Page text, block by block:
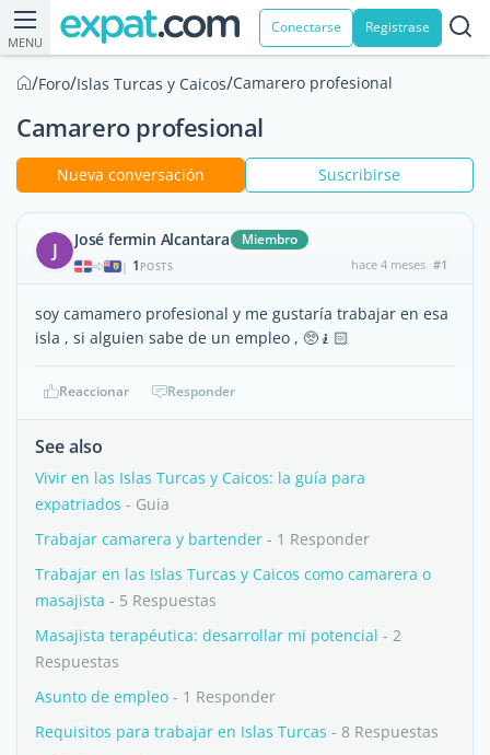
MENU
Conectarse Registrase
/Foro/Islas Turcas y Caicos/Camarero profesional
Camarero profesional
Nueva conversación Suscribirse
J José fermin Alcantara Miembro
| 1 POSTS hace 4 meses #1
soy camamero profesional y me gustaría trabajar en esa
isla , si alguien sabe de un empleo , 🥺🧎🏻
Reaccionar Responder
See also
Vivir en las Islas Turcas y Caicos: la guía para
expatriados - Guia
Trabajar camarera y bartender - 1 Responder
Trabajar en las Islas Turcas y Caicos como camarera o
masajista - 5 Respuestas
Masajista terapéutica: desarrollar mi potencial - 2
Respuestas
Asunto de empleo - 1 Responder
Requisitos para trabajar en Islas Turcas - 8 Respuestas